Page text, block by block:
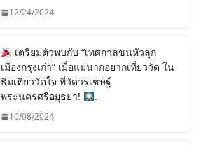
12/24/2024
เตรียมตัวพบกับ “เทศกาลขนหัวลุก
เมืองกรุงเก่า” เมื่อแม่นากอยากเที่ยววัด ใน
ธีมเที่ยววัดใจ ที่วัดวรเชษฐ์
พระนครศรีอยุธยา!
.
10/08/2024